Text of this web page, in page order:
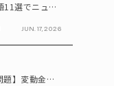
【超入門】金融用語11選でニュースが読める！ 知識ゼロからの賢い資産の育て方
JUN. 17, 2026
【住宅ローン借換問題】変動金利が上昇中!! 固定に借り換えるなら今が正解って本当? シミュレーションで比較してみよう